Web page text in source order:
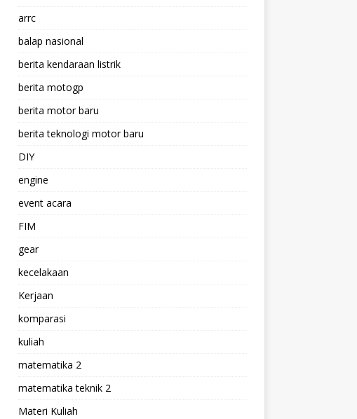
arrc
balap nasional
berita kendaraan listrik
berita motogp
berita motor baru
berita teknologi motor baru
DIY
engine
event acara
FIM
gear
kecelakaan
Kerjaan
komparasi
kuliah
matematika 2
matematika teknik 2
Materi Kuliah